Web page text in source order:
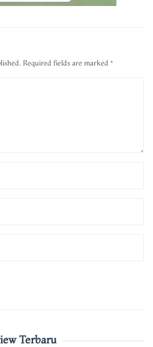
Required fields are marked *
Terbaru